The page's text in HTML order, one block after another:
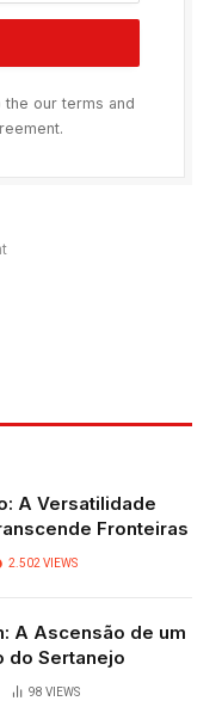
the our terms and
A Versatilidade
Fronteiras
2.502VIEWS
A Ascensão de um
do Sertanejo
98 VIEWS